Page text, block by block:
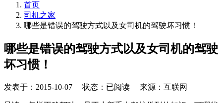
首页
司机之家
哪些是错误的驾驶方式以及女司机的驾驶坏习惯！
哪些是错误的驾驶方式以及女司机的驾驶
坏习惯！
发表于： 2015-10-07 状态：已阅读 来源：互联网